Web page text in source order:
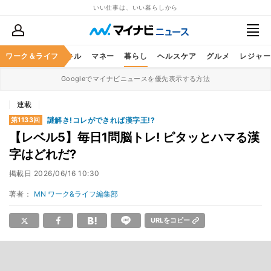
いい仕事は、いい暮らしから
ワーク＆ライフ
ア ビジネススキル マネー 暮らし ヘルスケア グルメ レジャー
Googleでマイナビニュースを優先表示する方法
連載
第1133回 謎解き!コレができれば漢字王!?
【レベル5】毎日1問脳トレ! ピタッとハマる漢
字はどれだ?
掲載日 2026/06/16 10:30
著者： MN ワーク&ライフ編集部
URLをコピー